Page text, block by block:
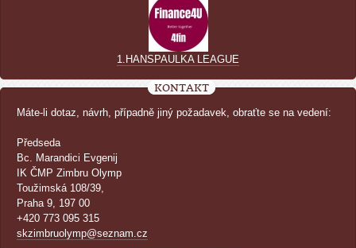
1.HANSPAULKA LEAGUE
KONTAKT
Máte-li dotaz, návrh, případně jiný požadavek, obraťte se na vedení:
Předseda
Bc. Marandici Evgenij
IK ČMP Zimbru Olymp
Toužimská 108/39,
Praha 9, 197 00
+420 773 095 315
skzimbruolymp@seznam.cz